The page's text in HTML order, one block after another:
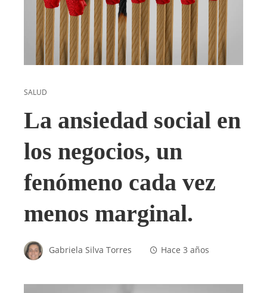
SALUD
La ansiedad social en
los negocios, un
fenómeno cada vez
menos marginal.
Gabriela Silva Torres Hace 3 años